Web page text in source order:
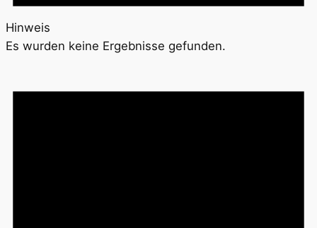
Hinweis
Es wurden keine Ergebnisse gefunden.